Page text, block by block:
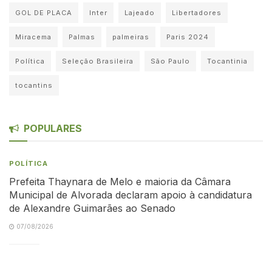
GOL DE PLACA Inter Lajeado Libertadores
Miracema Palmas palmeiras Paris 2024
Política Seleção Brasileira São Paulo Tocantinia
tocantins
POPULARES
POLÍTICA
Prefeita Thaynara de Melo e maioria da Câmara
Municipal de Alvorada declaram apoio à candidatura
de Alexandre Guimarães ao Senado
07/08/2026